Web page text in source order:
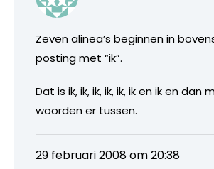
Zeven alinea’s beginnen in
posting met “ik”.
Dat is ik, ik, ik, ik, ik, ik en ik en dan
woorden er tussen.
29 februari 2008 om 20:38